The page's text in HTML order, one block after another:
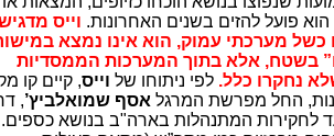
להזים בשנים האחרונות.וייס מדגיש כי
מערכתי עמוק, הוא אינו נמצא במישור
אלא בתוך המערכות הממסדיות
כלל. לפי ניתוחו שלוייס, קיים קו מקשר
החל מפרשת המרגלאסף שמואלביץ’, דרך
המתנהלות בארה"ב בנושא כספים.